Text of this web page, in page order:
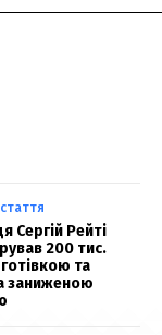
Сергій Рейті
200 тис.
та
заниженою